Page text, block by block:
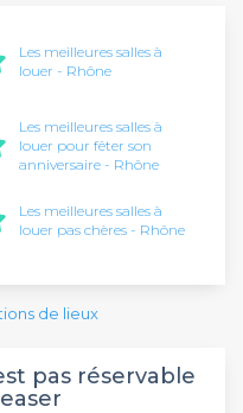
Les meilleures salles à
louer - Rhône
Les meilleures salles à
louer pour fêter son
anniversaire - Rhône
Les meilleures salles à
louer pas chères - Rhône
de lieux
pas réservable